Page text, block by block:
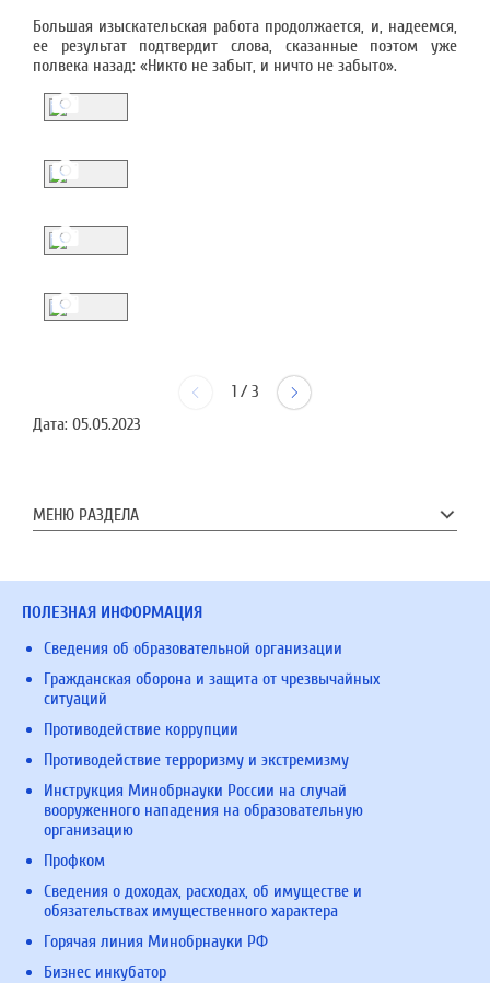
Большая изыскательская работа продолжается, и, надеемся,
ее результат подтвердит слова, сказанные поэтом уже
полвека назад: «Никто не забыт, и ничто не забыто».
1/ 3
Дата: 05.05.2023
МЕНЮ РАЗДЕЛА
ПОЛЕЗНАЯ ИНФОРМАЦИЯ
Сведения об образовательной организации
Гражданская оборона и защита от чрезвычайных
ситуаций
Противодействие коррупции
Противодействие терроризму и экстремизму
Инструкция Минобрнауки России на случай
вооруженного нападения на образовательную
организацию
Профком
Сведения о доходах, расходах, об имуществе и
обязательствах имущественного характера
Горячая линия Минобрнауки РФ
Бизнес инкубатор